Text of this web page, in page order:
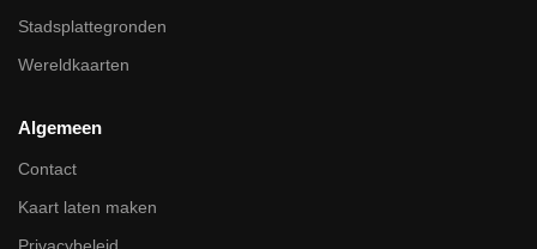
Stadsplattegronden
Wereldkaarten
Algemeen
Contact
Kaart laten maken
Privacybeleid